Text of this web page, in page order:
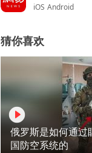
iOS Android
猜你喜欢
俄罗斯是如何通过
国防空系统的